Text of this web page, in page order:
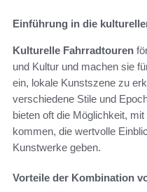
Einführung in die
Kulturelle Fahrradtouren
und Kultur und machen sie
ein, lokale Kunstszene zu
verschiedene Stile und
bieten oft die Möglichkeit,
kommen, die wertvolle
Kunstwerke geben.
Vorteile der Kombination